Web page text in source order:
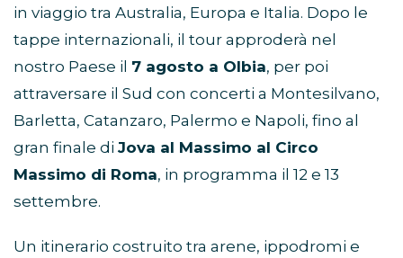
in viaggio tra Australia, Europa e Italia. Dopo le
tappe internazionali, il tour approderà nel
nostro Paese il 7 agosto a Olbia, per poi
attraversare il Sud con concerti a Montesilvano,
Barletta, Catanzaro, Palermo e Napoli, fino al
gran finale di Jova al Massimo al Circo
Massimo di Roma, in programma il 12 e 13
settembre.
Un itinerario costruito tra arene, ippodromi e